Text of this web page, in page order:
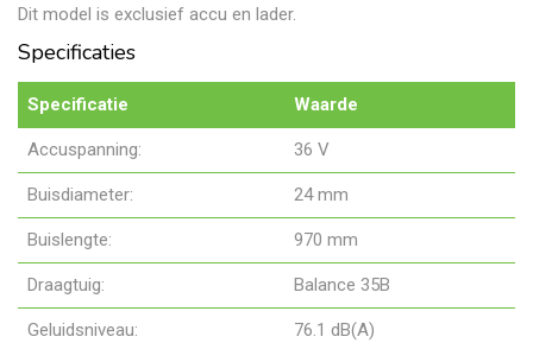
Dit model is exclusief accu en lader.
Specificaties
Specificatie Waarde
Accuspanning: 36 V
Buisdiameter: 24 mm
Buislengte: 970 mm
Draagtuig: Balance 35B
Geluidsniveau: 76.1 dB(A)